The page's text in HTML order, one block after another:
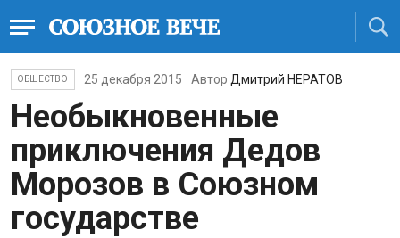
ОБЩЕСТВО 25 декабря 2015 Автор Дмитрий НЕРАТОВ
Необыкновенные
приключения Дедов
Морозов в Союзном
государстве